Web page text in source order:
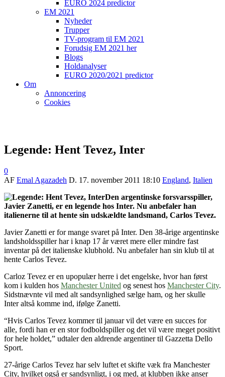
EURO 2024 predictor
EM 2021
Nyheder
Trupper
TV-program til EM 2021
Forudsig EM 2021 her
Blogs
Holdanalyser
EURO 2020/2021 predictor
Om
Annoncering
Cookies
Legende: Hent Tevez, Inter
0
AF Emal Agazadeh D. 17. november 2011 18:10 England, Italien
Den argentinske forsvarsspiller,
Javier Zanetti, er en legende hos Inter. Nu anbefaler han
italienerne til at hente sin udskældte landsmand, Carlos Tevez.
Javier Zanetti er for mange svaret på Inter. Den 38-årige argentinske
landsholdsspiller har i knap 17 år været mere eller mindre fast
inventar på det italienske klubhold. Nu anbefaler han sin klub til at
hente Carlos Tevez.
Carloz Tevez er en upopulær herre i det engelske, hvor han først
kom i kulden hos Manchester United og senest hos Manchester City.
Sidstnævnte vil med alt sandsynlighed sælge ham, og her skulle
Inter altså komme ind, ifølge Zanetti.
“Hvis Carlos Tevez kommer til januar vil det være en succes for
alle, fordi han er en stor fodboldspiller og det vil være meget positivt
for hele holdet,” udtaler den aldrende argentiner til Gazzetta Dello
Sport.
27-årige Carlos Tevez har selv luftet et skifte væk fra Manchester
City, hvilket også er sandsynligt, i og med, at klubben ikke anser